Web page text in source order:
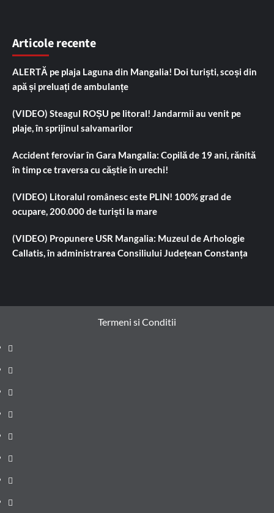
Articole recente
ALERTĂ pe plaja Laguna din Mangalia! Doi turiști, scoși din
apă și preluați de ambulanțe
(VIDEO) Steagul ROȘU pe litoral! Jandarmii au venit pe
plaje, în sprijinul salvamarilor
Accident feroviar în Gara Mangalia: Copilă de 19 ani, rănită
în timp ce traversa cu căștie în urechi!
(VIDEO) Litoralul românesc este PLIN! 100% grad de
ocupare, 200.000 de turiști la mare
(VIDEO) Propunere USR Mangalia: Muzeul de Arhologie
Callatis, în administrarea Consiliului Județean Constanța
Termeni si Conditii
Prima
pagină
Știri
de
ultima
Administrație
locală
Actualitate
Justiție
Cultura
Sănătate
Litoral